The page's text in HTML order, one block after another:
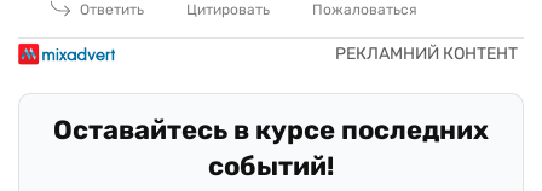
Ответить
Цитировать Пожаловаться
Оставайтесь в курсе последних
событий!